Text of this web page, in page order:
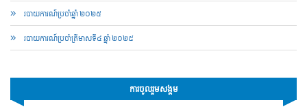
របាយការណ៍​​ប្រចាំ​ឆ្នាំ ២០២៥
របាយការណ៍​​ប្រចាំ​ត្រីមាសទី៤ ឆ្នាំ ២០២៥
ការចូលរួមសង្គម